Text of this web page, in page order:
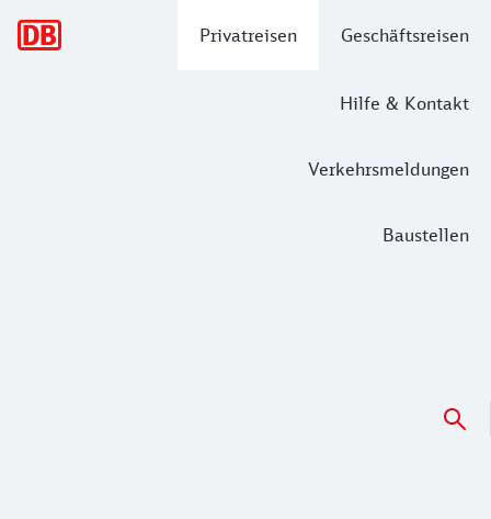
Privatreisen Geschäftsreisen
Hilfe & Kontakt
Verkehrsmeldungen
Baustellen